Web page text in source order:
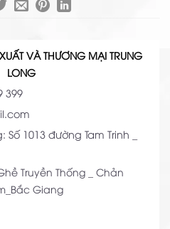
VÀ THƯƠNG MẠI TRUNG
LONG
399
1013 đường Tam Trinh _
Truyền Thống _ Chản
Giang